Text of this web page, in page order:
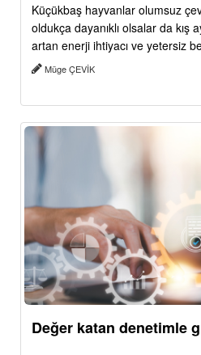
Küçükbaş hayvanlar olumsuz
oldukça dayanıklı olsalar da kış
artan enerji ihtiyacı ve yetersiz
Müge ÇEVİK
Değer katan denetimle